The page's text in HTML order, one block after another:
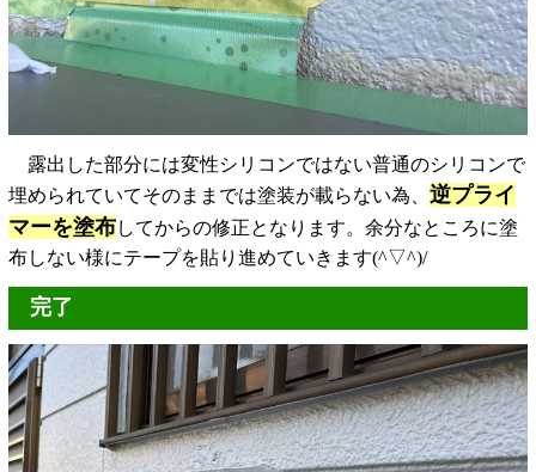
露出した部分には変性シリコンではない普通のシリコンで
埋められていてそのままでは塗装が載らない為、 逆プライ
マーを塗布してからの修正となります。余分なところに塗
布しない様にテープを貼り進めていきます(^▽^)/
完了